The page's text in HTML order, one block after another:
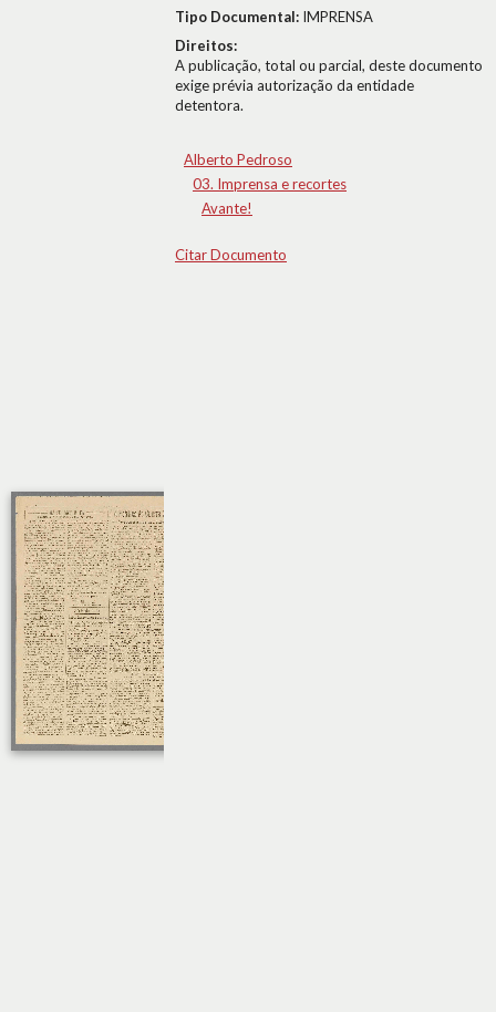
Tipo Documental: IMPRENSA
Direitos:
A publicação, total ou parcial, deste documento
exige prévia autorização da entidade
detentora.
Alberto Pedroso
03. Imprensa e recortes
Avante!
Citar Documento